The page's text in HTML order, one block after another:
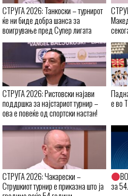
СТРУГА 2026: Танкоски – турнирот
ќе ни биде добра шанса за
воигрување пред Супер лигата
СТРУГА 2026: Ристовски најави
поддршка за најстариот турнир –
ова е повеќе од спортски настан!
е во
СТРУГА 2026: Чакарески –
Струшкиот турнир е приказна што ја
за